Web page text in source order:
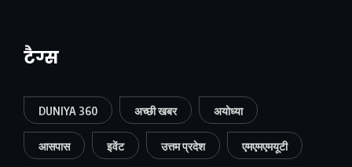
टैग्स
DUNIYA 360 अच्छी खबर अयोध्या
आसपास इवेंट उत्तम प्रदेश एमएमएमयूटी